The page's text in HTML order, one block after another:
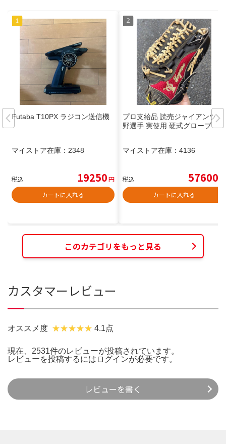
Futaba T10PX ラジコン送信機
マイストア在庫： 2348
税込 19250円
カートに入れる
プロ支給品 読売ジャイアンツ 栂
野選手 実使用 硬式グローブ
マイストア在庫： 4136
税込 57600
カートに入れる
このカテゴリをもっと見る
カスタマーレビュー
オススメ度 4.1点
現在、2531件のレビューが投稿されています。
レビューを投稿するには ログインが必要です。
レビューを書く